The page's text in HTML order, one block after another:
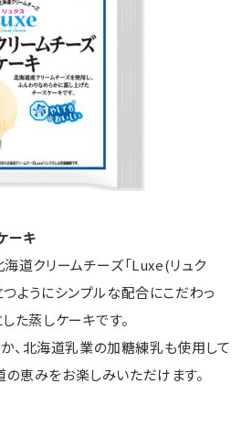
ーキ
道クリームチーズ「Luxe(リュク
ようにシンプルな配合にこだわっ
した蒸しケーキです。
か、北海道乳業の加糖練乳も使用して
恵みをお楽しみいただけます。